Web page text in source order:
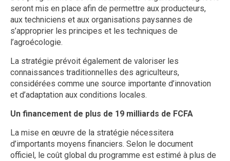
seront mis en place afin de permettre aux producteurs,
aux techniciens et aux organisations paysannes de
s’approprier les principes et les techniques de
l’agroécologie.
La stratégie prévoit également de valoriser les
connaissances traditionnelles des agriculteurs,
considérées comme une source importante d’innovation
et d’adaptation aux conditions locales.
Un financement de plus de 19 milliards de FCFA
La mise en œuvre de la stratégie nécessitera
d’importants moyens financiers. Selon le document
officiel, le coût global du programme est estimé à plus de